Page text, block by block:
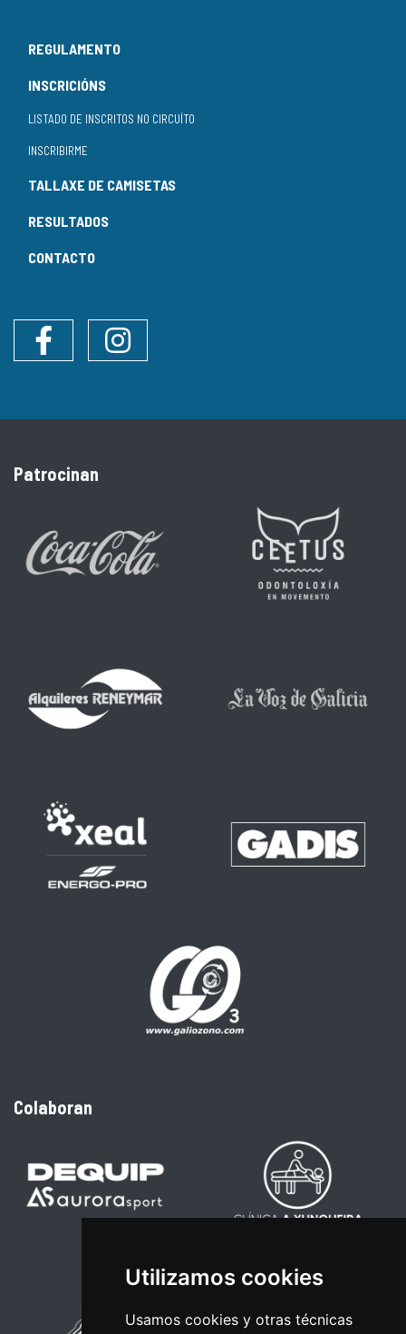
Utilizamos cookies
Usamos cookies y otras técnicas
REGULAMENTO
INSCRICIÓNS
LISTADO DE INSCRITOS NO CIRCUÍTO
INSCRIBIRME
TALLAXE DE CAMISETAS
RESULTADOS
CONTACTO
Instagram
Patrocinan
Colaboran